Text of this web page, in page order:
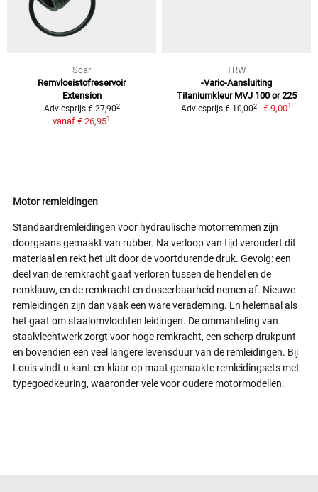
Scar
Remvloeistofreservoir
Extension
Adviesprijs € 27,902
vanaf € 26,951
TRW
-Vario-Aansluiting
Titaniumkleur MVJ 100 or 225
Adviesprijs € 10,002 € 9,001
Motor remleidingen
Standaardremleidingen voor hydraulische motorremmen zijn
doorgaans gemaakt van rubber. Na verloop van tijd veroudert dit
materiaal en rekt het uit door de voortdurende druk. Gevolg: een
deel van de remkracht gaat verloren tussen de hendel en de
remklauw, en de remkracht en doseerbaarheid nemen af. Nieuwe
remleidingen zijn dan vaak een ware verademing. En helemaal als
het gaat om staalomvlochten leidingen. De ommanteling van
staalvlechtwerk zorgt voor hoge remkracht, een scherp drukpunt
en bovendien een veel langere levensduur van de remleidingen. Bij
Louis vindt u kant-en-klaar op maat gemaakte remleidingsets met
typegoedkeuring, waaronder vele voor oudere motormodellen.